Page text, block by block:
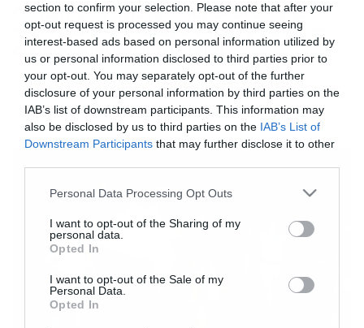
section to confirm your selection. Please note that after your
opt-out request is processed you may continue seeing
interest-based ads based on personal information utilized by
us or personal information disclosed to third parties prior to
your opt-out. You may separately opt-out of the further
disclosure of your personal information by third parties on the
IAB’s list of downstream participants. This information may
also be disclosed by us to third parties on the IAB’s List of
Downstream Participants that may further disclose it to other
Please note that this website/app uses one or more Google
not limited to your visit or usage behaviour. You may click to
grant or deny consent to Google and its third-party tags to
use your data for below specified purposes in below Google
consent section.
Personal Data Processing Opt Outs
I want to opt-out of the Sharing of my
personal data.
Opted In
I want to opt-out of the Sale of my
Personal Data.
Opted In
Ολυμπιακοί αγώνες: Παρουσιάστρια
πιάστηκε στην κάμερα να χουφτώνει το
συμπαρουσιαστή της (vid)
Το είδαμε και αυτό στους Ολυμπιακούς Αγώνες.
Παρουσιάστρια έπιανε το πόδι του συμπαρουσιαστή
της ενώ μετέδιδαν ζωντανά. Το βίντεο κάνει το γύρο του
διαδικτύου καθώς όλοι αναρωτιούνται τι γίνεται
μεταξύ των δύο αθλητών. Να επισημάνουμε πως η
κολύμβησης και ο 46χρονος Mark το ίδιο. Δείτε το καυτό
σστιγμιότυπο που […]